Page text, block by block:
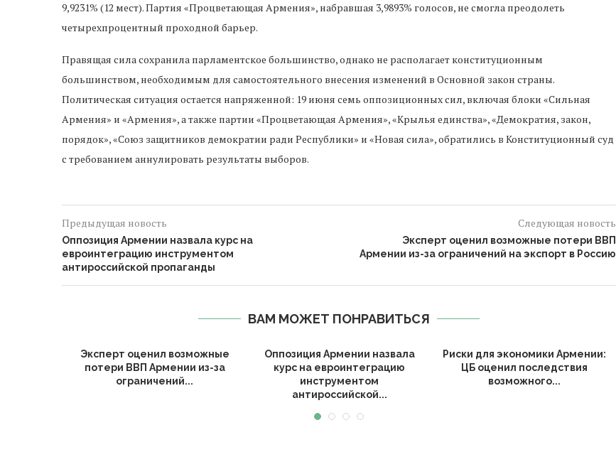
9,9231% (12 мест). Партия «Процветающая Армения», набравшая 3,9893% голосов, не смогла преодолеть
четырехпроцентный проходной барьер.
Правящая сила сохранила парламентское большинство, однако не располагает конституционным
большинством, необходимым для самостоятельного внесения изменений в Основной закон страны.
Политическая ситуация остается напряженной: 19 июня семь оппозиционных сил, включая блоки «Сильная
Армения» и «Армения», а также партии «Процветающая Армения», «Крылья единства», «Демократия, закон,
порядок», «Союз защитников демократии ради Республики» и «Новая сила», обратились в Конституционный суд
с требованием аннулировать результаты выборов.
Предыдущая новость
Оппозиция Армении назвала курс на
евроинтеграцию инструментом
антироссийской пропаганды
Следующая новость
Эксперт оценил возможные потери ВВП
Армении из-за ограничений на экспорт в Россию
ВАМ МОЖЕТ ПОНРАВИТЬСЯ
Эксперт оценил возможные
потери ВВП Армении из-за
ограничений...
Оппозиция Армении назвала
курс на евроинтеграцию
инструментом
антироссийской...
Риски для экономики Армении:
ЦБ оценил последствия
возможного...